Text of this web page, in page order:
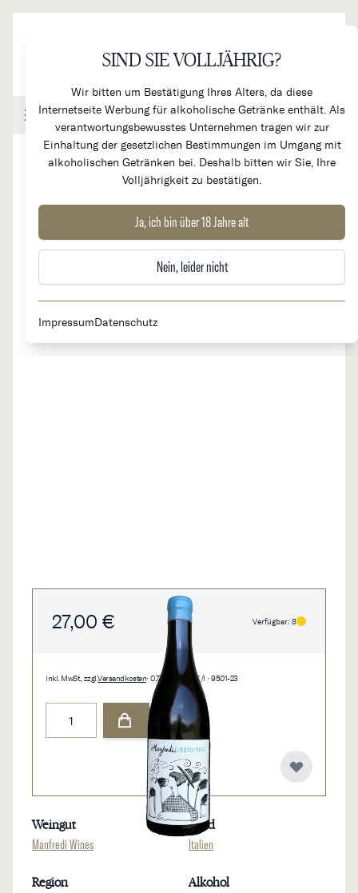
SIND SIE VOLLJÄHRIG?
Wir bitten um Bestätigung Ihres Alters, da diese
Internetseite Werbung für alkoholische Getränke enthält. Als
verantwortungsbewusstes Unternehmen tragen wir zur
Einhaltung der gesetzlichen Bestimmungen im Umgang mit
alkoholischen Getränken bei. Deshalb bitten wir Sie, Ihre
Volljährigkeit zu bestätigen.
Ja, ich bin über 18 Jahre alt
Nein, leider nicht
ImpressumDatenschutz
Handel & Gastronomie Kundenkonto Warenkorb
Grecanico bianco
27,00 € Verfügbar: 8
inkl. MwSt., zzgl.Versandkosten• 0,75 l • 36,00 €/l • 9501-23
Weingut
Manfredi Wines
Land
Italien
Region Alkohol